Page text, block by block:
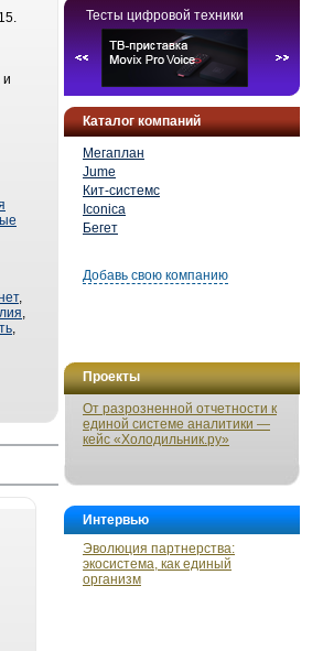
Тесты цифровой техники
Каталог компаний
Мегаплан
Jume
Кит-системс
Iconica
Бегет
Добавь свою компанию
Проекты
От разрозненной отчетности к
единой системе аналитики —
кейс «Холодильник.ру»
Интервью
Эволюция партнерства:
экосистема, как единый
организм
и
,
,
,